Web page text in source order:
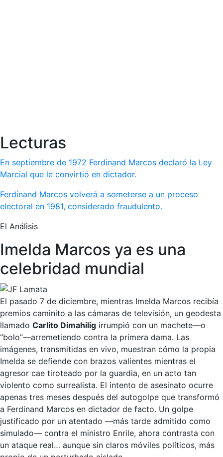
Lecturas
En septiembre de 1972 Ferdinand Marcos declaró la Ley
Marcial que le convirtió en dictador.
Ferdinand Marcos volverá a someterse a un proceso
electoral en 1981, considerado fraudulento.
El Análisis
Imelda Marcos ya es una
celebridad mundial
El pasado 7 de diciembre, mientras Imelda Marcos recibía
premios caminito a las cámaras de televisión, un geodesta
llamado Carlito Dimahilig irrumpió con un machete—o
“bolo”—arremetiendo contra la primera dama. Las
imágenes, transmitidas en vivo, muestran cómo la propia
Imelda se defiende con brazos valientes mientras el
agresor cae tiroteado por la guardia, en un acto tan
violento como surrealista. El intento de asesinato ocurre
apenas tres meses después del autogolpe que transformó
a Ferdinand Marcos en dictador de facto. Un golpe
justificado por un atentado —más tarde admitido como
simulado— contra el ministro Enrile, ahora contrasta con
un ataque real… aunque sin claros móviles políticos, más